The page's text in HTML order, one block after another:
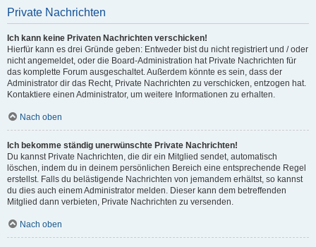
Private Nachrichten
Ich kann keine Privaten Nachrichten verschicken!
Hierfür kann es drei Gründe geben: Entweder bist du nicht registriert und / oder
nicht angemeldet, oder die Board-Administration hat Private Nachrichten für
das komplette Forum ausgeschaltet. Außerdem könnte es sein, dass der
Administrator dir das Recht, Private Nachrichten zu verschicken, entzogen hat.
Kontaktiere einen Administrator, um weitere Informationen zu erhalten.
Nach oben
Ich bekomme ständig unerwünschte Private Nachrichten!
Du kannst Private Nachrichten, die dir ein Mitglied sendet, automatisch
löschen, indem du in deinem persönlichen Bereich eine entsprechende Regel
erstellst. Falls du belästigende Nachrichten von jemandem erhältst, so kannst
du dies auch einem Administrator melden. Dieser kann dem betreffenden
Mitglied dann verbieten, Private Nachrichten zu versenden.
Nach oben